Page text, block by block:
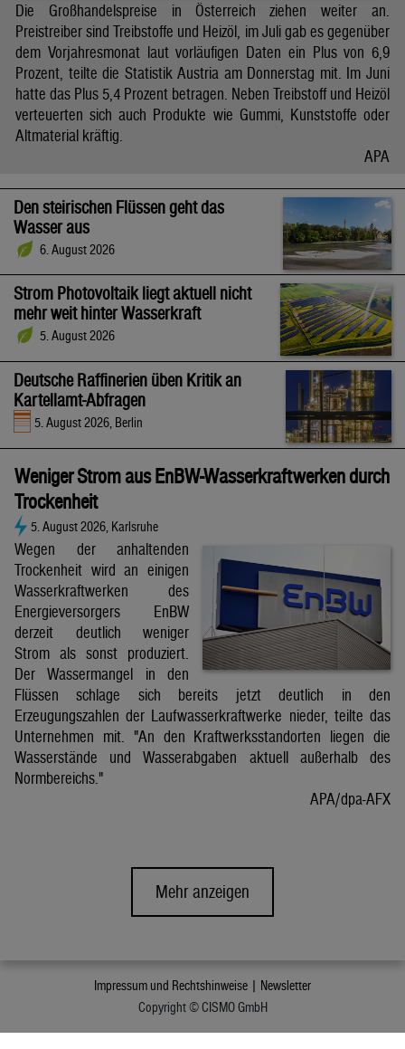
Die Großhandelspreise in Österreich ziehen weiter an.
Preistreiber sind Treibstoffe und Heizöl, im Juli gab es gegenüber
dem Vorjahresmonat laut vorläufigen Daten ein Plus von 6,9
Prozent, teilte die Statistik Austria am Donnerstag mit. Im Juni
hatte das Plus 5,4 Prozent betragen. Neben Treibstoff und Heizöl
verteuerten sich auch Produkte wie Gummi, Kunststoffe oder
Altmaterial kräftig.
APA
Den steirischen Flüssen geht das
Wasser aus
6. August 2026
Strom Photovoltaik liegt aktuell nicht
mehr weit hinter Wasserkraft
5. August 2026
Deutsche Raffinerien üben Kritik an
Kartellamt-Abfragen
5. August 2026, Berlin
Weniger Strom aus EnBW-Wasserkraftwerken durch
Trockenheit
5. August 2026, Karlsruhe
Wegen der anhaltenden
Trockenheit wird an einigen
Wasserkraftwerken des
Energieversorgers EnBW
derzeit deutlich weniger
Strom als sonst produziert.
Der Wassermangel in den
Flüssen schlage sich bereits jetzt deutlich in den
Erzeugungszahlen der Laufwasserkraftwerke nieder, teilte das
Unternehmen mit. "An den Kraftwerksstandorten liegen die
Wasserstände und Wasserabgaben aktuell außerhalb des
Normbereichs."
APA/dpa-AFX
Mehr anzeigen
Impressum und Rechtshinweise | Newsletter
Copyright © CISMO GmbH